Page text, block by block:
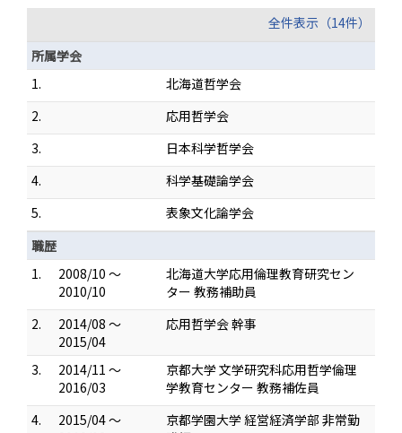
全件表示（14件）
所属学会
1.
北海道哲学会
2.
応用哲学会
3.
日本科学哲学会
4.
科学基礎論学会
5.
表象文化論学会
職歴
1.
2008/10 ～
2010/10
北海道大学応用倫理教育研究セン
ター 教務補助員
2.
2014/08 ～
2015/04
応用哲学会 幹事
3.
2014/11 ～
2016/03
京都大学 文学研究科応用哲学倫理
学教育センター 教務補佐員
4.
2015/04 ～
京都学園大学 経営経済学部 非常勤